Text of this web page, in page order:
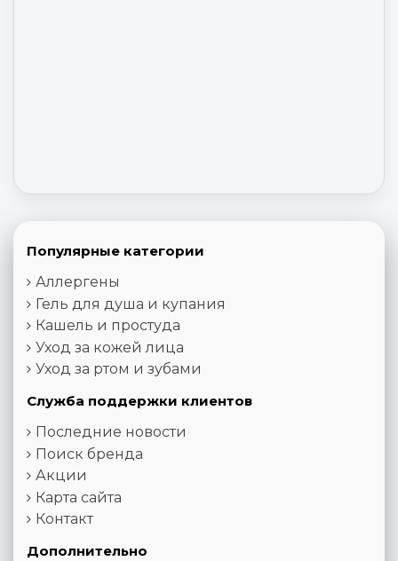
Популярные категории
Аллергены
Гель для душа и купания
Кашель и простуда
Уход за кожей лица
Уход за ртом и зубами
Служба поддержки клиентов
Последние новости
Поиск бренда
Акции
Карта сайта
Контакт
Дополнительно